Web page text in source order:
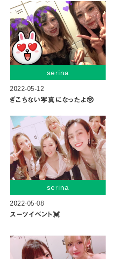
serina
2022-05-12
ぎこちない写真になったよ🥺
serina
2022-05-08
スーツイベント💓